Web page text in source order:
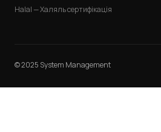
Halal — Халяль сертифікація
© 2025 System Management